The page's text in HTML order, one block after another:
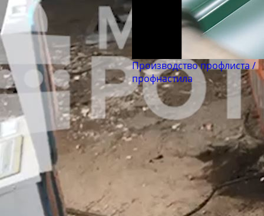
Производство профлиста /
профнастила